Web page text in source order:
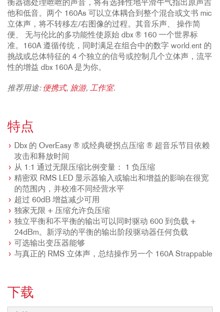
衡器德处理咝咝的声音，将有选择性地平滑牛气指出原声吉
他和低音。两个 160As 可以立体耦合到整个混合或文书 mic
立体声，将不转移左/右图像的过程。其音乐声、 操作简
便、 无与伦比的多功能性使原始 dbx ® 160 一个世界标
准。160A 遵循传统，同时满足在组合中的数字 world.ent 的
挑战或总体特征的 4 个独立的信号或控制几个立体声，流平
性的增益 dbx 160A 是为你。
推荐用途: 便携式, 旅游, 工作室.
特点
Dbx 的 OverEasy ® 或经典硬拐点压缩 ® 超音乐节目依赖
攻击和释放时间
从 1:1 通过无限压缩比例变量： 1 负压缩
精密双 RMS LED 显示器输入或输出和增益的影响在很宽
的范围内，并校准不同经营水平
超过 60dB 增益减少可用
独家无限 + 压缩允许负压缩
独立平衡和不平衡的输出可以同时驱动 600 到负载 +
24dBm。新浮动的平衡的输出阶段驱动器任何负载
可选输出变压器能够
与真正的 RMS 立体声，总结操作另一个 160A Strappable
下载